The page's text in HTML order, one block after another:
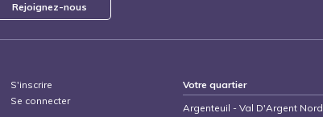
Rejoignez-nous
S'inscrire
Se connecter
Votre quartier
Argenteuil -Val D'Argent Nord